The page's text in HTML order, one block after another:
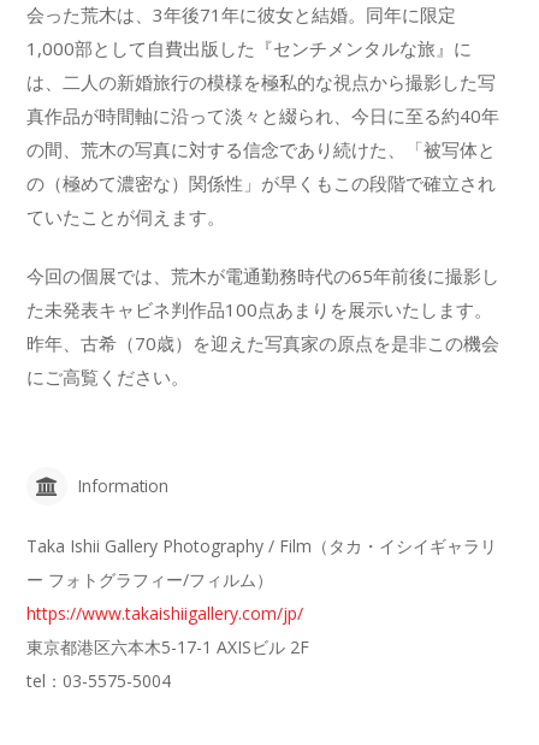
会った荒木は、3年後71年に彼女と結婚。同年に限定
1,000部として自費出版した『センチメンタルな旅』に
は、二人の新婚旅行の模様を極私的な視点から撮影した写
真作品が時間軸に沿って淡々と綴られ、今日に至る約40年
の間、荒木の写真に対する信念であり続けた、「被写体と
の（極めて濃密な）関係性」が早くもこの段階で確立され
ていたことが伺えます。
今回の個展では、荒木が電通勤務時代の65年前後に撮影し
た未発表キャビネ判作品100点あまりを展示いたします。
昨年、古希（70歳）を迎えた写真家の原点を是非この機会
にご高覧ください。
Information
Taka Ishii Gallery Photography / Film（タカ・イシイギャラリ
ー フォトグラフィー/フィルム）
https://www.takaishiigallery.com/jp/
東京都港区六本木5-17-1 AXISビル 2F
tel：03-5575-5004